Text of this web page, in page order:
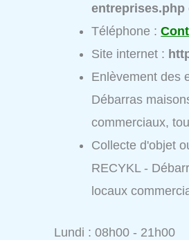
entreprises.php
Téléphone :
Site internet :
Enlèvement des
Débarras
commerciaux,
Collecte d'objet
RECYKL -
locaux
Lundi : 08h00 - 21h00